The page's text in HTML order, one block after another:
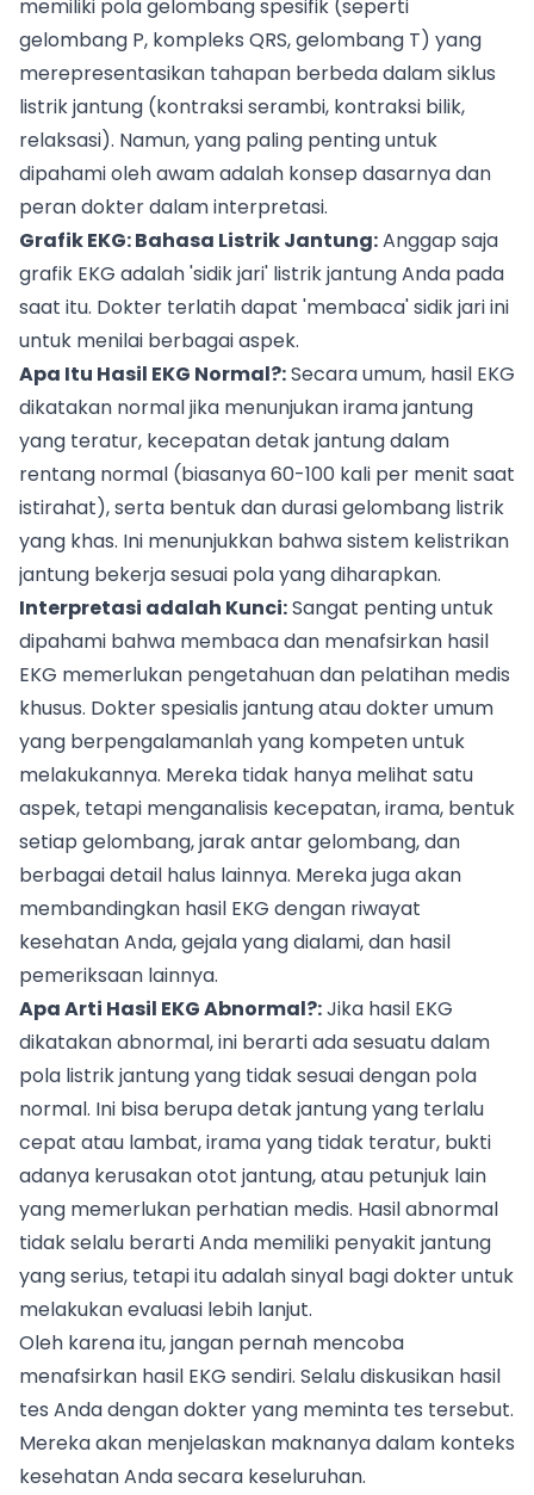
memiliki pola gelombang spesifik (seperti
gelombang P, kompleks QRS, gelombang T) yang
merepresentasikan tahapan berbeda dalam siklus
listrik jantung (kontraksi serambi, kontraksi bilik,
relaksasi). Namun, yang paling penting untuk
dipahami oleh awam adalah konsep dasarnya dan
peran dokter dalam interpretasi.
Grafik EKG: Bahasa Listrik Jantung:Anggap saja
grafik EKG adalah 'sidik jari' listrik jantung Anda pada
saat itu. Dokter terlatih dapat 'membaca' sidik jari ini
untuk menilai berbagai aspek.
Apa Itu Hasil EKG Normal?:Secara umum, hasil EKG
dikatakan normal jika menunjukan irama jantung
yang teratur, kecepatan detak jantung dalam
rentang normal (biasanya 60-100 kali per menit saat
istirahat), serta bentuk dan durasi gelombang listrik
yang khas. Ini menunjukkan bahwa sistem kelistrikan
jantung bekerja sesuai pola yang diharapkan.
Interpretasi adalah Kunci:Sangat penting untuk
dipahami bahwa membaca dan menafsirkan hasil
EKG memerlukan pengetahuan dan pelatihan medis
khusus. Dokter spesialis jantung atau dokter umum
yang berpengalamanlah yang kompeten untuk
melakukannya. Mereka tidak hanya melihat satu
aspek, tetapi menganalisis kecepatan, irama, bentuk
setiap gelombang, jarak antar gelombang, dan
berbagai detail halus lainnya. Mereka juga akan
membandingkan hasil EKG dengan riwayat
kesehatan Anda, gejala yang dialami, dan hasil
pemeriksaan lainnya.
Apa Arti Hasil EKG Abnormal?:Jika hasil EKG
dikatakan abnormal, ini berarti ada sesuatu dalam
pola listrik jantung yang tidak sesuai dengan pola
normal. Ini bisa berupa detak jantung yang terlalu
cepat atau lambat, irama yang tidak teratur, bukti
adanya kerusakan otot jantung, atau petunjuk lain
yang memerlukan perhatian medis. Hasil abnormal
tidak selalu berarti Anda memiliki penyakit jantung
yang serius, tetapi itu adalah sinyal bagi dokter untuk
melakukan evaluasi lebih lanjut.
Oleh karena itu, jangan pernah mencoba
menafsirkan hasil EKG sendiri. Selalu diskusikan hasil
tes Anda dengan dokter yang meminta tes tersebut.
Mereka akan menjelaskan maknanya dalam konteks
kesehatan Anda secara keseluruhan.